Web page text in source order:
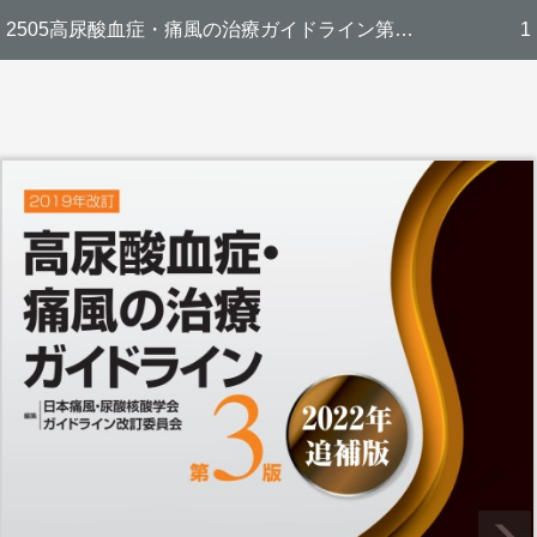
2505高尿酸血症・痛風の治療ガイドライン第3版 2022年追補版 1